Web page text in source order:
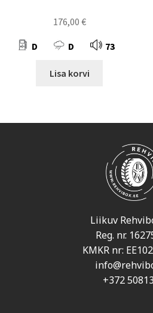
176,00 €
D D 73
Lisa korvi
Liikuv
Reg. nr.
KMKR nr:
+372